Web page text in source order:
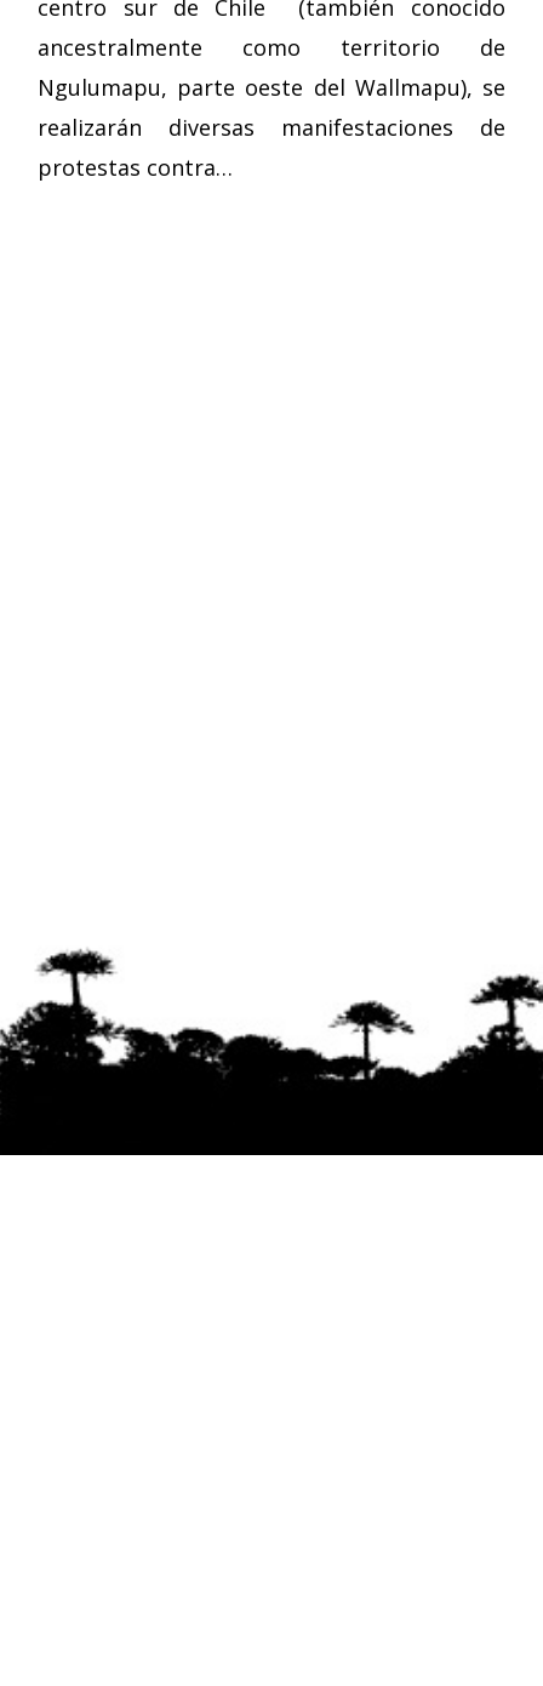
centro sur de Chile (también conocido
ancestralmente como territorio de
Ngulumapu, parte oeste del Wallmapu), se
realizarán diversas manifestaciones de
protestas contra…